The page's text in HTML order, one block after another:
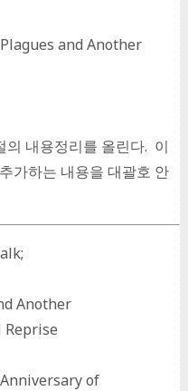
and Another
의 내용정리를 올린다. 이
가하는 내용을 대괄호 안
Another
of